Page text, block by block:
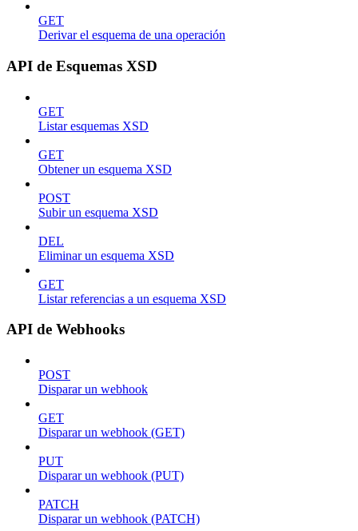
GET
Derivar el esquema de una operación
API de Esquemas XSD
GET
Listar esquemas XSD
GET
Obtener un esquema XSD
POST
Subir un esquema XSD
DEL
Eliminar un esquema XSD
GET
Listar referencias a un esquema XSD
API de Webhooks
POST
Disparar un webhook
GET
Disparar un webhook (GET)
PUT
Disparar un webhook (PUT)
PATCH
Disparar un webhook (PATCH)